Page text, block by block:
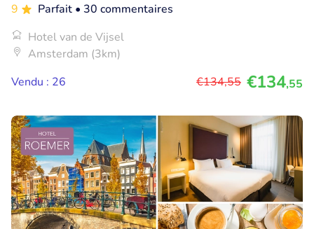
9 Parfait • 30 commentaires
Hotel van de Vijsel
Amsterdam (3km)
Vendu : 26
€134,55 €134,55